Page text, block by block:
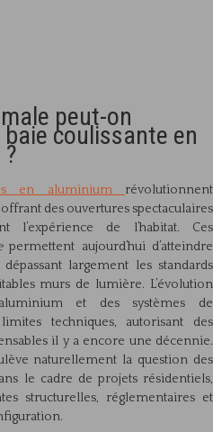
peut-on
coulissante en
en aluminium révolutionnent
des ouvertures spectaculaires
l’expérience de l’habitat. Ces
permettent aujourd’hui d’atteindre
largement les standards
murs de lumière. L’évolution
et des systèmes de
techniques, autorisant des
il y a encore une décennie.
naturellement la question des
le cadre de projets résidentiels,
structurelles, réglementaires et